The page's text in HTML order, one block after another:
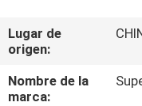
SOBRE
NOSOTROS
Lugar de
origen:
Nombre de la
marca: